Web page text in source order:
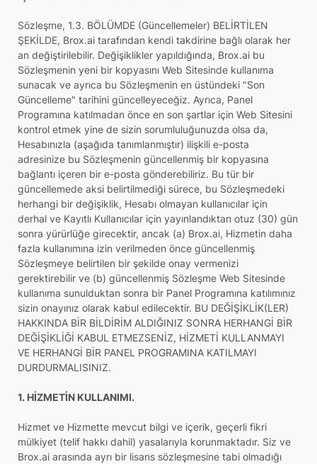
Sözleşme, 1.3. BÖLÜMDE (Güncellemeler) BELİRTİLEN
ŞEKİLDE, Brox.ai tarafından kendi takdirine bağlı olarak her
an değiştirilebilir. Değişiklikler yapıldığında, Brox.ai bu
Sözleşmenin yeni bir kopyasını Web Sitesinde kullanıma
sunacak ve ayrıca bu Sözleşmenin en üstündeki "Son
Güncelleme" tarihini güncelleyeceğiz. Ayrıca, Panel
Programına katılmadan önce en son şartlar için Web Sitesini
kontrol etmek yine de sizin sorumluluğunuzda olsa da,
Hesabınızla (aşağıda tanımlanmıştır) ilişkili e-posta
adresinize bu Sözleşmenin güncellenmiş bir kopyasına
bağlantı içeren bir e-posta gönderebiliriz. Bu tür bir
güncellemede aksi belirtilmediği sürece, bu Sözleşmedeki
herhangi bir değişiklik, Hesabı olmayan kullanıcılar için
derhal ve Kayıtlı Kullanıcılar için yayınlandıktan otuz (30) gün
sonra yürürlüğe girecektir, ancak (a) Brox.ai, Hizmetin daha
fazla kullanımına izin verilmeden önce güncellenmiş
Sözleşmeye belirtilen bir şekilde onay vermenizi
gerektirebilir ve (b) güncellenmiş Sözleşme Web Sitesinde
kullanıma sunulduktan sonra bir Panel Programına katılımınız
sizin onayınız olarak kabul edilecektir. BU DEĞİŞİKLİK(LER)
HAKKINDA BİR BİLDİRİM ALDIĞINIZ SONRA HERHANGİ BİR
DEĞİŞİKLİĞİ KABUL ETMEZSENİZ, HİZMETİ KULLANMAYI
VE HERHANGİ BİR PANEL PROGRAMINA KATILMAYI
DURDURMALISINIZ.
1. HİZMETİN KULLANIMI.
Hizmet ve Hizmette mevcut bilgi ve içerik, geçerli fikri
mülkiyet (telif hakkı dahil) yasalarıyla korunmaktadır. Siz ve
Brox.ai arasında ayrı bir lisans sözleşmesine tabi olmadığı